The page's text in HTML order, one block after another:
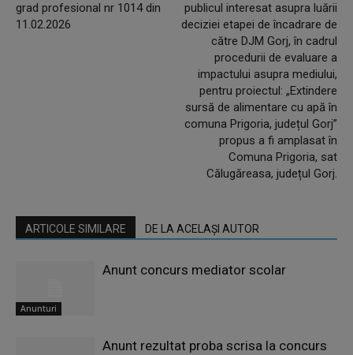
grad profesional nr 1014 din
11.02.2026
publicul interesat asupra luării
deciziei etapei de încadrare de
către DJM Gorj, în cadrul
procedurii de evaluare a
impactului asupra mediului,
pentru proiectul: „Extindere
sursă de alimentare cu apă în
comuna Prigoria, județul Gorj”
propus a fi amplasat în
Comuna Prigoria, sat
Călugăreasa, județul Gorj.
ARTICOLE SIMILARE DE LA ACELAȘI AUTOR
Anunturi
Anunt concurs mediator scolar
Anunt rezultat proba scrisa la concurs